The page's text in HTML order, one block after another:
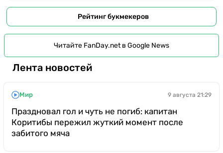
Рейтинг букмекеров
Читайте FanDay.net в Google News
Лента новостей
Мир 9 августа 21:29
Праздновал гол и чуть не погиб: капитан
Коритибы пережил жуткий момент после
забитого мяча